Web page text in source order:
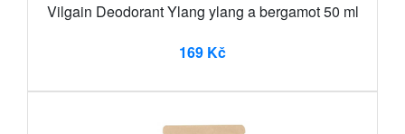
Vilgain Deodorant Ylang ylang a bergamot 50 ml
169 Kč